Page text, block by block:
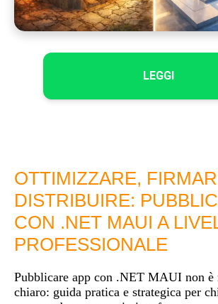
LEGGI
OTTIMIZZARE,
DISTRIBUIRE:
CON .NET MAUI A
PROFESSIONALE
Pubblicare app con .NET MAUI non è
chiaro: guida pratica e strategica per